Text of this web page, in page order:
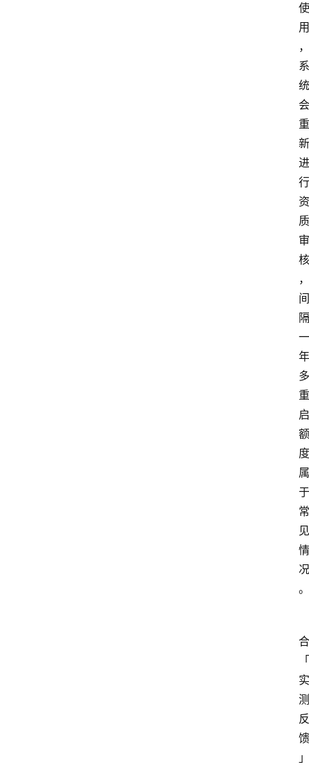
使
用
，
系
统
会
重
新
进
行
资
质
审
核
，
间
隔
一
年
多
重
启
额
度
属
于
常
见
情
况
。
合
「
实
测
反
馈
」